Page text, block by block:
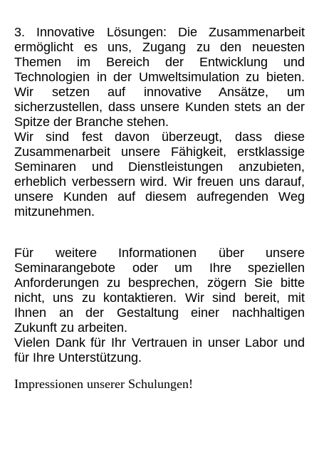
3. Innovative Lösungen: Die Zusammenarbeit
ermöglicht es uns, Zugang zu den neuesten
Themen im Bereich der Entwicklung und
Technologien in der Umweltsimulation zu bieten.
Wir setzen auf innovative Ansätze, um
sicherzustellen, dass unsere Kunden stets an der
Spitze der Branche stehen.
Wir sind fest davon überzeugt, dass diese
Zusammenarbeit unsere Fähigkeit, erstklassige
Seminaren und Dienstleistungen anzubieten,
erheblich verbessern wird. Wir freuen uns darauf,
unsere Kunden auf diesem aufregenden Weg
mitzunehmen.
Für weitere Informationen über unsere
Seminarangebote oder um Ihre speziellen
Anforderungen zu besprechen, zögern Sie bitte
nicht, uns zu kontaktieren. Wir sind bereit, mit
Ihnen an der Gestaltung einer nachhaltigen
Zukunft zu arbeiten.
Vielen Dank für Ihr Vertrauen in unser Labor und
für Ihre Unterstützung.
Impressionen unserer Schulungen!